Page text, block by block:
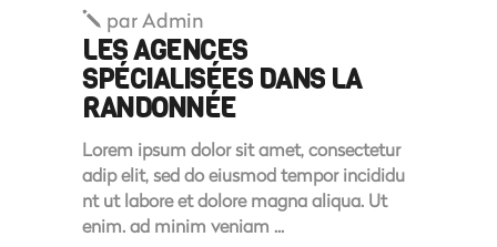
parAdmin
LES AGENCES
SPÉCIALISÉES DANS LA
RANDONNÉE
Lorem ipsum dolor sit amet, consectetur
adip elit, sed do eiusmod tempor incididu
nt ut labore et dolore magna aliqua. Ut
enim. ad minim veniam